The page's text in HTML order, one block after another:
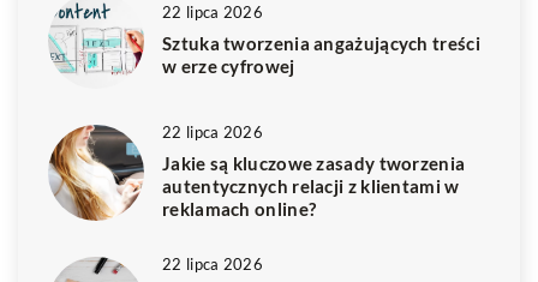
22 lipca 2026
Sztuka tworzenia angażujących treści
w erze cyfrowej
22 lipca 2026
Jakie są kluczowe zasady tworzenia
autentycznych relacji z klientami w
reklamach online?
22 lipca 2026